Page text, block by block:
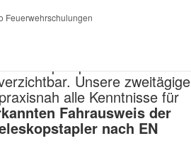
dem Übungsgelände – der
ist für
Unsere zweitägige
alle Kenntnisse für
Fahrausweis der
nach EN